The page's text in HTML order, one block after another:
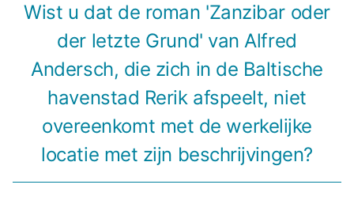
Wist u dat de roman 'Zanzibar oder
der letzte Grund' van Alfred
Andersch, die zich in de Baltische
havenstad Rerik afspeelt, niet
overeenkomt met de werkelijke
locatie met zijn beschrijvingen?